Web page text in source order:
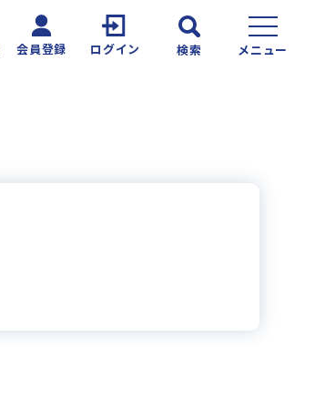
会員登録 ログイン 検索 メニュー